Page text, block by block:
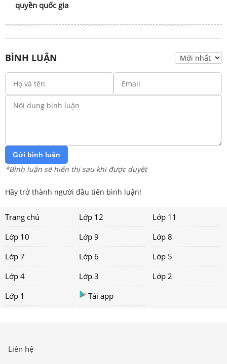
quyền quốc gia
BÌNH LUẬN
Gửi bình luận
*Bình luận sẽ hiển thị sau khi được duyệt
Hãy trở thành người đầu tiên bình luận!
Trang chủ Lớp 12
Lớp 11
Lớp 10
Lớp 9
Lớp 8
Lớp 7
Lớp 6
Lớp 5
Lớp 4
Lớp 3
Lớp 2
Lớp 1
Tải app
Liên hệ